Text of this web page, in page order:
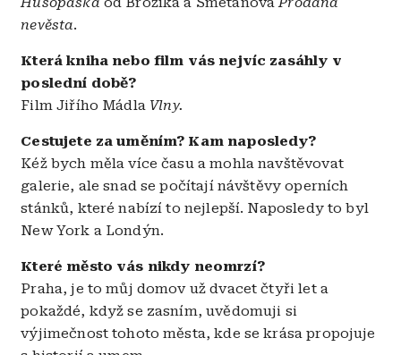
nevěsta.
Která kniha nebo film vás nejvíc zasáhly v
poslední době?
Film Jiřího Mádla Vlny.
Cestujete za uměním? Kam naposledy?
Kéž bych měla více času a mohla navštěvovat
galerie, ale snad se počítají návštěvy operních
stánků, které nabízí to nejlepší. Naposledy to byl
New York a Londýn.
Které město vás nikdy neomrzí?
Praha, je to můj domov už dvacet čtyři let a
pokaždé, když se zasním, uvědomuji si
výjimečnost tohoto města, kde se krása propojuje